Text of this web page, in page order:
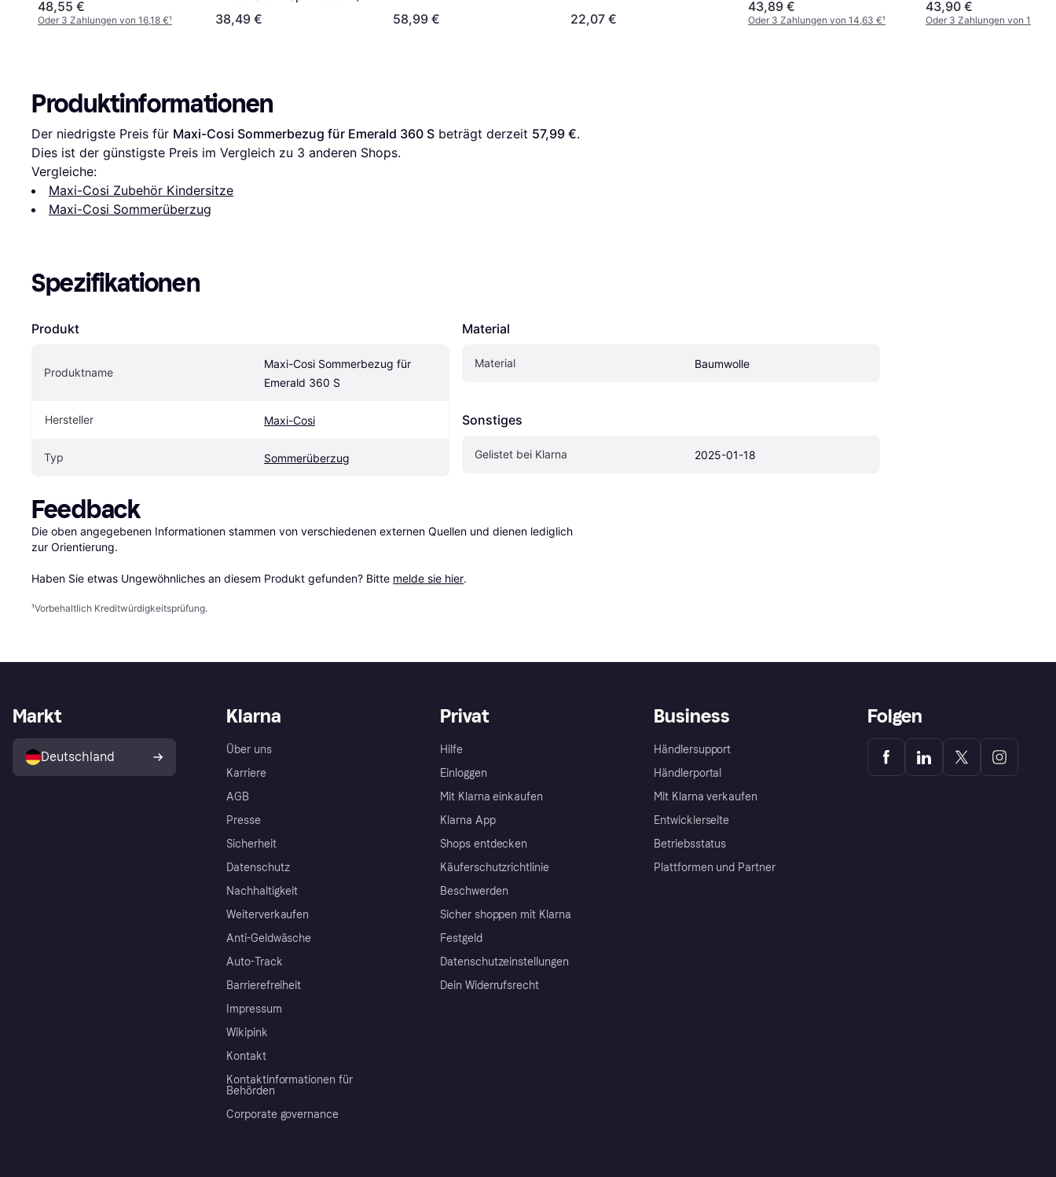
48,55 €
Oder 3 Zahlungen von 16,18 €¹
Spin 360 E
38,49 € 58,99 € 22,07 €
43,89 €
Oder 3 Zahlungen von 14,63 €¹
43,90 €
Oder 3 Zahlungen von 14,63
Produktinformationen
Der niedrigste Preis für Maxi-Cosi Sommerbezug für Emerald 360 S beträgt derzeit 57,99 €.
Dies ist der günstigste Preis im Vergleich zu 3 anderen Shops.
Vergleiche:
Maxi-Cosi Zubehör Kindersitze
Maxi-Cosi Sommerüberzug
Spezifikationen
Produkt
Produktname
Maxi-Cosi Sommerbezug für
Emerald 360 S
Hersteller Maxi-Cosi
Typ Sommerüberzug
Material
Material Baumwolle
Sonstiges
Gelistet bei Klarna 2025-01-18
Feedback
Die oben angegebenen Informationen stammen von verschiedenen externen Quellen und dienen lediglich
zur Orientierung.
Haben Sie etwas Ungewöhnliches an diesem Produkt gefunden? Bitte melde sie hier.
¹Vorbehaltlich Kreditwürdigkeitsprüfung.
Klarna
Über uns
Karriere
AGB
Presse
Sicherheit
Datenschutz
Nachhaltigkeit
Weiterverkaufen
Anti-Geldwäsche
Auto-Track
Barrierefreiheit
Impressum
Wikipink
Kontakt
Kontaktinformationen für
Behörden
Corporate governance
Privat
Hilfe
Einloggen
Mit Klarna einkaufen
Klarna App
Shops entdecken
Käuferschutzrichtlinie
Beschwerden
Sicher shoppen mit Klarna
Festgeld
Datenschutzeinstellungen
Dein Widerrufsrecht
Business
Händlersupport
Händlerportal
Mit Klarna verkaufen
Entwicklerseite
Betriebsstatus
Plattformen und Partner
Markt
Deutschland
Folgen